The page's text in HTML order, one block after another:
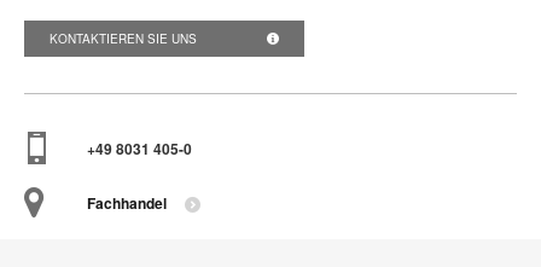
KONTAKTIEREN SIE UNS
+49 8031 405-0
Fachhandel